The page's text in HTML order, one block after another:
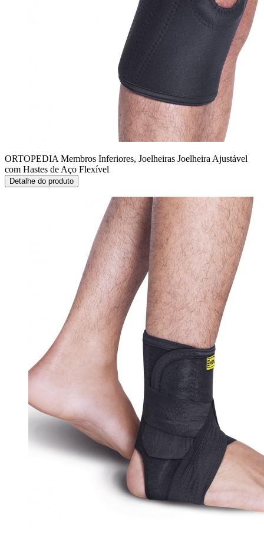
ORTOPEDIA Membros Inferiores, Joelheiras Joelheira Ajustável
com Hastes de Aço Flexível
Detalhe do produto